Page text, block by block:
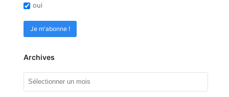
oui
Archives